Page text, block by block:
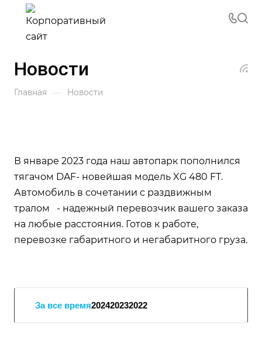
Новости
Главная — Новости
В январе 2023 года наш автопарк пополнился
тягачом DAF- новейшая модель XG 480 FT.
Автомобиль в сочетании с раздвижным
тралом - надежный перевозчик вашего заказа
на любые расстояния. Готов к работе,
перевозке габаритного и негабаритного груза.
За все время202420232022